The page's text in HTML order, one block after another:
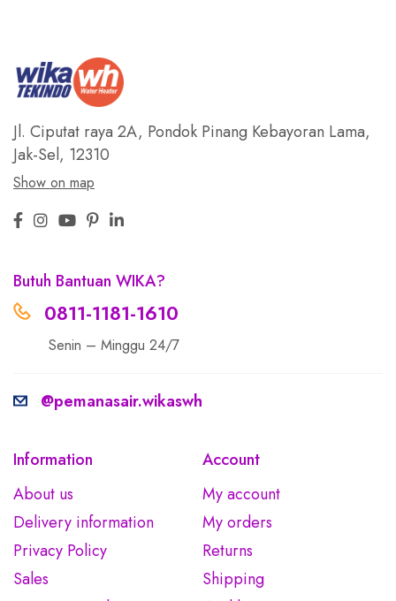
Jl. Ciputat raya 2A, Pondok Pinang Kebayoran Lama,
Jak-Sel, 12310
Show on map
Butuh Bantuan WIKA?
0811-1181-1610
Senin – Minggu 24/7
@pemanasair.wikaswh
Information
About us
Delivery information
Privacy Policy
Sales
Account
My account
My orders
Returns
Shipping